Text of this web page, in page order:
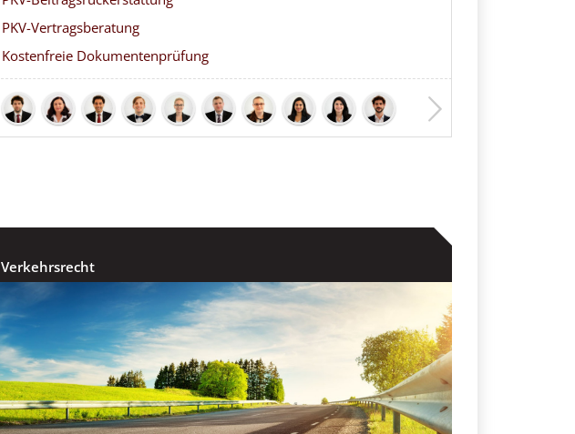
PKV-Vertragsberatung
Kostenfreie Dokumentenprüfung
Verkehrsrecht